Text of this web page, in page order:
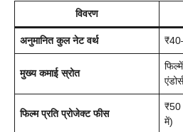
विवरण
अनुमानित कुल नेट वर्थ
मुख्य कमाई स्रोत
फिल्म प्रति प्रोजेक्ट फीस
₹50
में)